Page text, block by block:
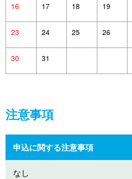
16 17 18 19
23 24 25 26
30 31
注意事項
申込に関する注意事項
なし